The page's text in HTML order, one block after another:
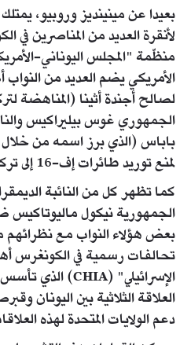
بعيدا عن مينينديز وروبيو،
لأنقرة العديد من المناصرين
منظّمة "المجلس اليوناني-
الأمريكي يضم العديد من
لصالح أجندة أثينا (المناهضة
الجمهوري غوس بيليراكيس
باباس (الذي برز اسمه من خلال
لمنع توريد طائرات إف-16 إلى تركيا).
كما تظهر كل من النائبة
الجمهورية نيكول ماليوتاكيس
بعض هؤلاء النواب مع نظرائهم
تحالفات رسمية في الكونغرس
العلاقة الثلاثية بين اليونان
دعم الولايات المتحدة لهذه